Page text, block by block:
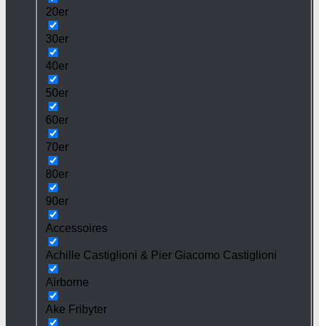
20er
30er
40er
50er
60er
70er
80er
90er
Accessoires
Achille Castiglioni & Pier Giacomo Castiglioni
Airborne
Ake Fribyter